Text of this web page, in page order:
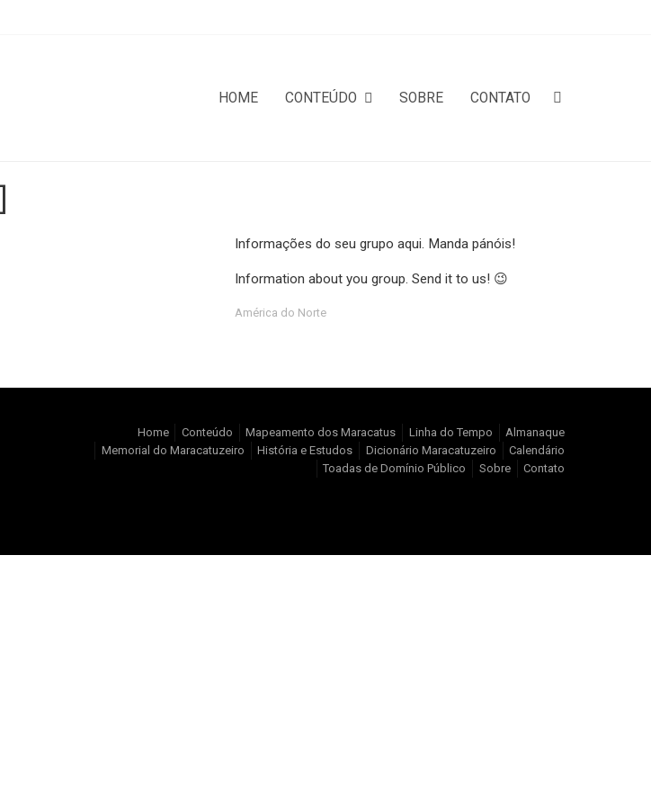
HOME CONTEÚDO SOBRE CONTATO
Informações do seu grupo aqui. Manda pánóis!
Information about you group. Send it to us! 😉
América do Norte
Home Conteúdo Mapeamento dos Maracatus Linha do Tempo
Almanaque
Memorial do Maracatuzeiro
História e Estudos Dicionário Maracatuzeiro
Calendário
Toadas de Domínio Público
Sobre Contato